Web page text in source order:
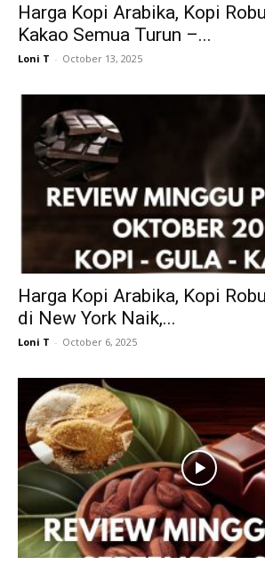
Harga Kopi Arabika, Kopi
Kakao Semua Turun –...
Loni T - October 13, 2025
Harga Kopi Arabika, Kopi
di New York Naik,...
Loni T - October 6, 2025